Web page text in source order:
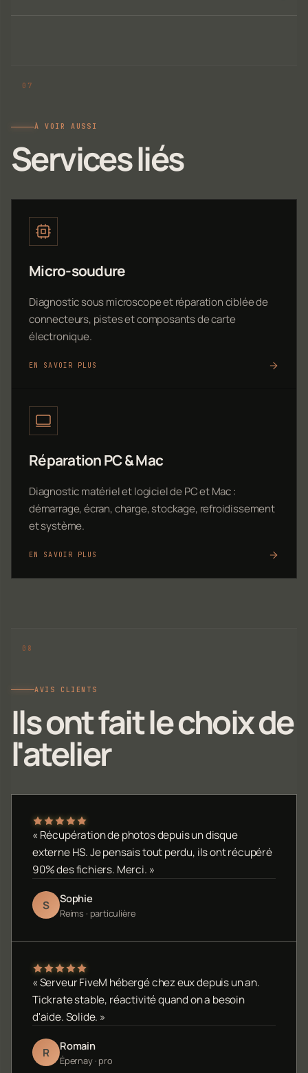
À VOIR AUSSI
Services liés
Micro-soudure
Diagnostic sous microscope et réparation ciblée de
connecteurs, pistes et composants de carte
électronique.
EN SAVOIR PLUS
Réparation PC & Mac
Diagnostic matériel et logiciel de PC et Mac :
démarrage, écran, charge, stockage, refroidissement
et système.
EN SAVOIR PLUS
AVIS CLIENTS
Ils ont fait le choix de
l'atelier
« Récupération de photos depuis un disque
externe HS. Je pensais tout perdu, ils ont récupéré
90% des fichiers. Merci. »
S Sophie
Reims · particulière
« Serveur FiveM hébergé chez eux depuis un an.
Tickrate stable, réactivité quand on a besoin
d'aide. Solide. »
R Romain
Épernay · pro